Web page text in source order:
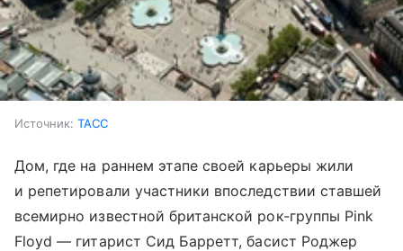
Источник: ТАСС
Дом, где на раннем этапе своей карьеры жили
и репетировали участники впоследствии ставшей
всемирно известной британской рок-группы Pink
Floyd — гитарист Сид Барретт, басист Роджер